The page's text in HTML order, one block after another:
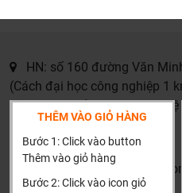
THÊM VÀO GIỎ HÀNG
Bước 1: Click vào button
Thêm vào giỏ hàng
Bước 2: Click vào icon giỏ
HN: số 160 đường Văn
(Cách đại học công nghiệp 1
HCM và các tỉnh khác: Liên
đặt hàng
Xin cảm ơn!
Khalinguyen.vn@gmail.com